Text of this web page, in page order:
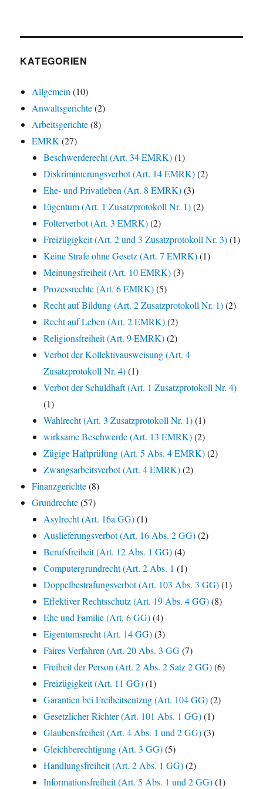
KATEGORIEN
Allgemein (10)
Anwaltsgerichte(2)
Arbeitsgerichte(8)
EMRK (27)
Beschwerderecht (Art. 34 EMRK)(1)
Diskriminierungsverbot (Art. 14 EMRK)(2)
Ehe- und Privatleben (Art. 8 EMRK)(3)
Eigentum (Art. 1 Zusatzprotokoll Nr. 1)(2)
Folterverbot (Art. 3 EMRK)(2)
Freizügigkeit (Art. 2 und 3 Zusatzprotokoll Nr. 3)(1)
Keine Strafe ohne Gesetz (Art. 7 EMRK)(1)
Meinungsfreiheit (Art. 10 EMRK)(3)
Prozessrechte (Art. 6 EMRK)(5)
Recht auf Bildung (Art. 2 Zusatzprotokoll Nr. 1)(2)
Recht auf Leben (Art. 2 EMRK)(2)
Religionsfreiheit (Art. 9 EMRK)(2)
Verbot der Kollektivausweisung (Art. 4
Zusatzprotokoll Nr. 4)(1)
Verbot der Schuldhaft (Art. 1 Zusatzprotokoll Nr. 4)
(1)
Wahlrecht (Art. 3 Zusatzprotokoll Nr. 1)(1)
wirksame Beschwerde (Art. 13 EMRK)(2)
Zügige Haftprüfung (Art. 5 Abs. 4 EMRK)(2)
Zwangsarbeitsverbot (Art. 4 EMRK)(2)
Finanzgerichte(8)
Grundrechte(57)
Asylrecht (Art. 16a GG)(1)
Auslieferungsverbot (Art. 16 Abs. 2 GG)(2)
Berufsfreiheit (Art. 12 Abs. 1 GG)(4)
Computergrundrecht (Art. 2 Abs. 1 (1)
Doppelbestrafungsverbot (Art. 103 Abs. 3 GG)(1)
Effektiver Rechtsschutz (Art. 19 Abs. 4 GG)(8)
Ehe und Familie (Art. 6 GG)(4)
Eigentumsrecht (Art. 14 GG)(3)
Faires Verfahren (Art. 20 Abs. 3 GG(7)
Freiheit der Person (Art. 2 Abs. 2 Satz 2 GG)(6)
Freizügigkeit (Art. 11 GG)(1)
Garantien bei Freiheitsentzug (Art. 104 GG)(2)
Gesetzlicher Richter (Art. 101 Abs. 1 GG)(1)
Glaubensfreiheit (Art. 4 Abs. 1 und 2 GG)(3)
Gleichberechtigung (Art. 3 GG)(5)
Handlungsfreiheit (Art. 2 Abs. 1 GG)(2)
Informationsfreiheit (Art. 5 Abs. 1 und 2 GG)(1)